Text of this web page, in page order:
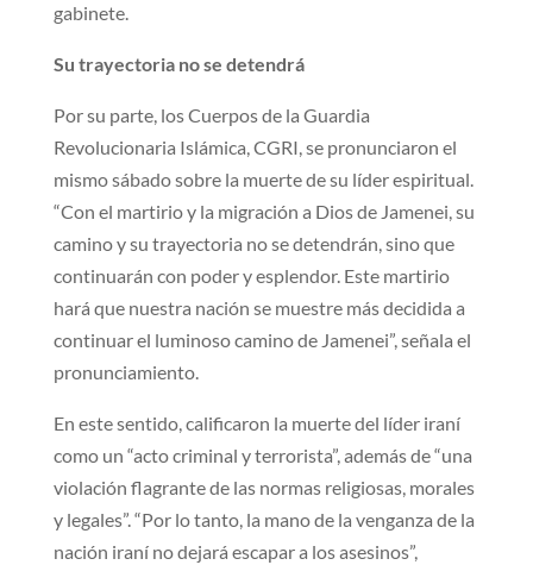
gabinete.
Su trayectoria no se detendrá
Por su parte, los Cuerpos de la Guardia
Revolucionaria Islámica, CGRI, se pronunciaron el
mismo sábado sobre la muerte de su líder espiritual.
“Con el martirio y la migración a Dios de Jamenei, su
camino y su trayectoria no se detendrán, sino que
continuarán con poder y esplendor. Este martirio
hará que nuestra nación se muestre más decidida a
continuar el luminoso camino de Jamenei”, señala el
pronunciamiento.
En este sentido, calificaron la muerte del líder iraní
como un “acto criminal y terrorista”, además de “una
violación flagrante de las normas religiosas, morales
y legales”. “Por lo tanto, la mano de la venganza de la
nación iraní no dejará escapar a los asesinos”,